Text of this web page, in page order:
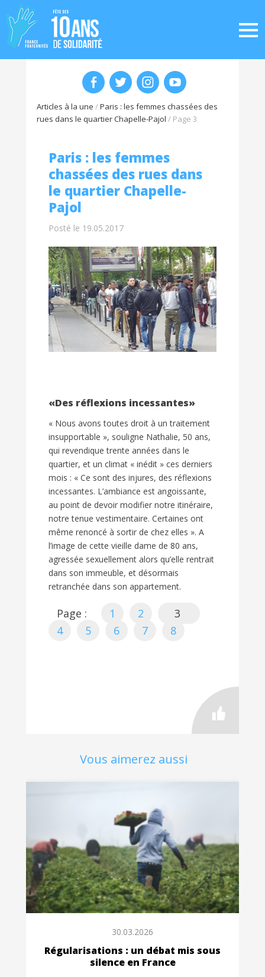
Articles à la une /Paris : les femmes chassées des
rues dans le quartier Chapelle-Pajol / Page 3
Paris : les femmes
chassées des rues dans
le quartier Chapelle-
Pajol
Posté le 19.05.2017
«Des réflexions incessantes»
« Nous avons toutes droit à un traitement
insupportable », souligne Nathalie, 50 ans,
qui revendique trente années dans le
quartier, et un climat « inédit » ces derniers
mois : « Ce sont des injures, des réflexions
incessantes. L’ambiance est angoissante,
au point de devoir modifier notre itinéraire,
notre tenue vestimentaire. Certaines ont
même renoncé à sortir de chez elles ». A
l’image de cette vieille dame de 80 ans,
agressée sexuellement alors qu’elle rentrait
dans son immeuble, et désormais
retranchée dans son appartement.
Page : 1 2
3
4
5 6 7 8
Vous aimerez aussi
30.03.2026
Régularisations : un débat mis sous
silence en France